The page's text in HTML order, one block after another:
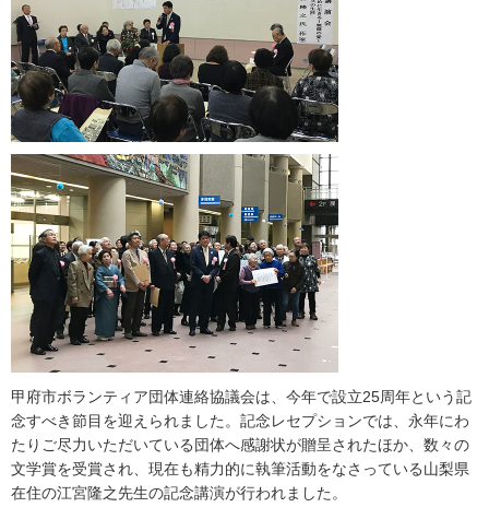
甲府市ボランティア団体連絡協議会は、今年で設立25周年という記
念すべき節目を迎えられました。記念レセプションでは、永年にわ
たりご尽力いただいている団体へ感謝状が贈呈されたほか、数々の
文学賞を受賞され、現在も精力的に執筆活動をなさっている山梨県
在住の江宮隆之先生の記念講演が行われました。